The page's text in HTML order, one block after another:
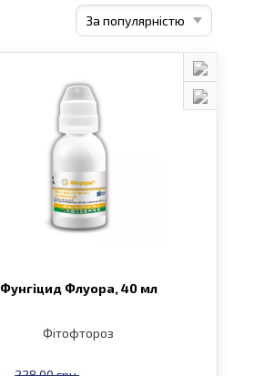
Фунгіцид Флуора, 40 мл
Фітофтороз